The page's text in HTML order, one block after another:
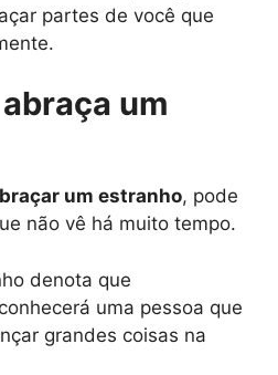
partes de você que
um
um estranho, pode
não vê há muito tempo.
denota que
uma pessoa que
grandes coisas na